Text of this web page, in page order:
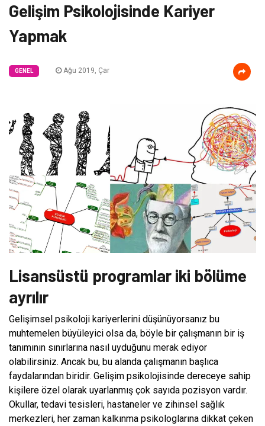
Gelişim Psikolojisinde Kariyer
Yapmak
GENEL Ağu 2019, Çar
Lisansüstü programlar iki bölüme
ayrılır
Gelişimsel psikoloji kariyerlerini düşünüyorsanız bu
muhtemelen büyüleyici olsa da, böyle bir çalışmanın bir iş
tanımının sınırlarına nasıl uyduğunu merak ediyor
olabilirsiniz. Ancak bu, bu alanda çalışmanın başlıca
faydalarından biridir. Gelişim psikolojisinde dereceye sahip
kişilere özel olarak uyarlanmış çok sayıda pozisyon vardır.
Okullar, tedavi tesisleri, hastaneler ve zihinsel sağlık
merkezleri, her zaman kalkınma psikologlarına dikkat çeken